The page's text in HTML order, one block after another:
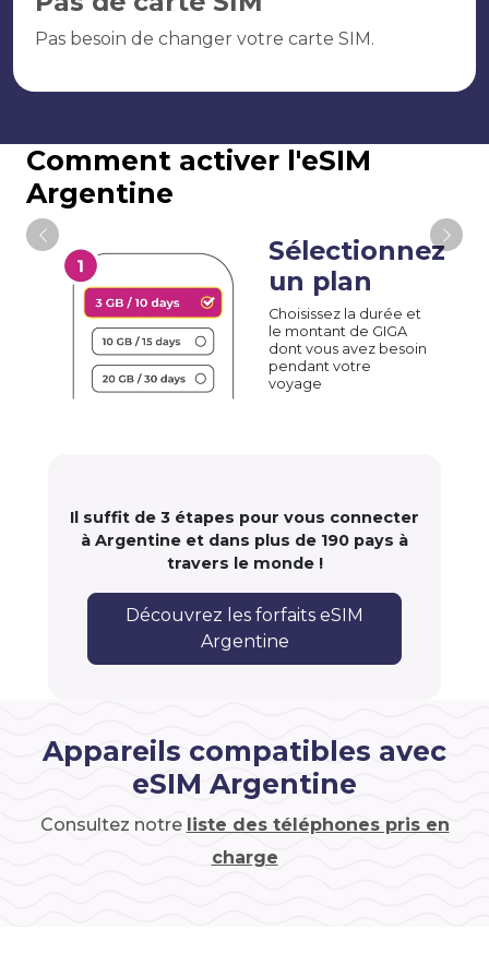
Pas besoin de changer votre carte SIM.
Comment activer l'eSIM
Argentine
Sélectionnez
un plan
Choisissez la durée et
le montant de GIGA
dont vous avez besoin
pendant votre
voyage
Il suffit de 3 étapes pour vous connecter
à Argentine et dans plus de 190 pays à
travers le monde !
Découvrez les forfaits eSIM
Argentine
Appareils compatibles avec
eSIM Argentine
Consultez notre liste des téléphones pris en
charge